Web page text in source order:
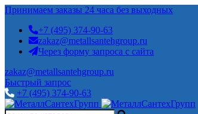
Принимаем заказы 24 часа без выходных
+7 (495) 374-90-63
zakaz@metallsantehgroup.ru
Через форму запроса с сайта
zakaz@metallsantehgroup.ru
Быстрый запрос
+7 (495) 374-90-63